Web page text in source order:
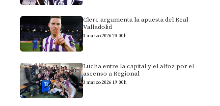
Clerc argumenta la apuesta del Real
Valladolid
3 marzo 2026 20:00h
Lucha entre la capital y el alfoz por el
ascenso a Regional
3 marzo 2026 19:00h